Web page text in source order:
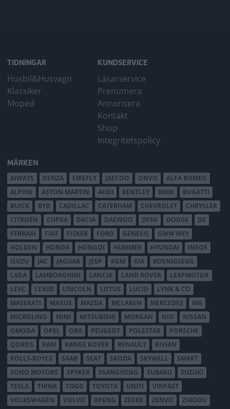
TIDNINGAR
Husbil&Husvagn
Klassiker
Moped
KUNDSERVICE
Läsarservice
Prenumera
Annonsera
Kontakt
Shop
Integritetspolicy
MÄRKEN
AIWAYS DENZA FIREFLY JAECOO ONVO
ALFA ROMEO
ALPINE
ASTON MARTIN AUDI BENTLEY BMW
BUGATTI
BUICK
BYD CADILLAC CATERHAM CHEVROLET
CHRYSLER
CITROËN
CUPRA DACIA DAEWOO DFSK DODGE
DS
FERRARI
FIAT FISKER FORD GENESIS
GWM WEY
HOLDEN
HONDA HONGQI HUMMER HYUNDAI
INEOS
ISUZU
JAC JAGUAR JEEP KGM KIA
KOENIGSEGG
LADA
LAMBORGHINI LANCIA LAND ROVER
LEAPMOTOR
LEVC
LEXUS LINCOLN LOTUS LUCID
LYNK & CO
MASERATI
MAXUS MAZDA MCLAREN MERCEDES
MG
MICROLINO
MINI MITSUBISHI MORGAN NIO
NISSAN
OMODA
OPEL ORA PEUGEOT POLESTAR
PORSCHE
QOROS
RAM RANGE ROVER RENAULT
RIVIAN
ROLLS-ROYCE
SAAB SEAT SKODA SKYWELL
SMART
SONO MOTORS
SPYKER SSANGYONG SUBARU
SUZUKI
TESLA
THINK TOGG TOYOTA UNITI
VINFAST
VOLKSWAGEN
VOLVO XPENG ZEEKR ZENVO ZHIDOU